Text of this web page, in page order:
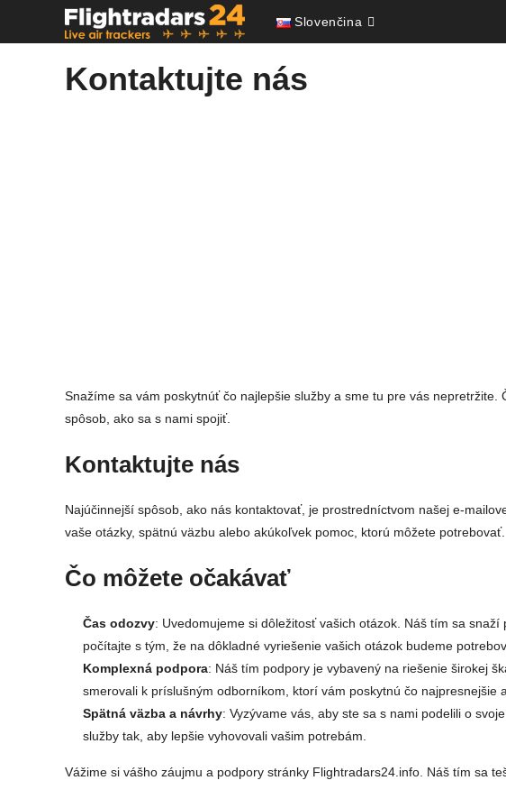
Slovenčina
Kontaktujte nás
Snažíme sa vám poskytnúť čo najlepšie služby a sme tu pre vás
spôsob, ako sa s nami spojiť.
Kontaktujte nás
Najúčinnejší spôsob, ako nás kontaktovať, je prostredníctvom našej e-
vaše otázky, spätnú väzbu alebo akúkoľvek pomoc, ktorú môžete potrebovať.
Čo môžete očakávať
Čas odozvy: Uvedomujeme si dôležitosť vašich otázok. Náš tím sa
počítajte s tým, že na dôkladné vyriešenie vašich otázok budeme
Komplexná podpora: Náš tím podpory je vybavený na riešenie širokej
smerovali k príslušným odborníkom, ktorí vám poskytnú čo najpresnejšie
Spätná väzba a návrhy: Vyzývame vás, aby ste sa s nami podelili o
služby tak, aby lepšie vyhovovali vašim potrebám.
Vážime si vášho záujmu a podpory stránky Flightradars24.info. Náš tím sa